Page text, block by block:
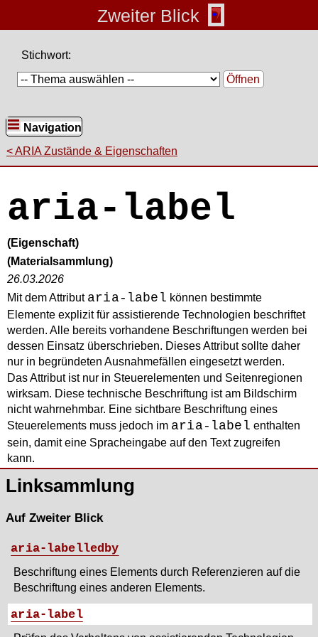
Zweiter Blick
Stichwort:
Öffnen
Navigation
ARIA Zustände & Eigenschaften
aria-label
(Eigenschaft)
(Materialsammlung)
26.03.2026
Mit dem Attribut aria-label können bestimmte
Elemente explizit für assistierende Technologien beschriftet
werden. Alle bereits vorhandene Beschriftungen werden bei
dessen Einsatz überschrieben. Dieses Attribut sollte daher
nur in begründeten Ausnahmefällen eingesetzt werden.
Das Attribut ist nur in Steuerelementen und Seitenregionen
wirksam. Diese technische Beschriftung ist am Bildschirm
nicht wahrnehmbar. Eine sichtbare Beschriftung eines
Steuerelements muss jedoch im aria-label enthalten
sein, damit eine Spracheingabe auf den Text zugreifen
kann.
Linksammlung
Auf Zweiter Blick
aria-labelledby
Beschriftung eines Elements durch Referenzieren auf die
Beschriftung eines anderen Elements.
aria-label